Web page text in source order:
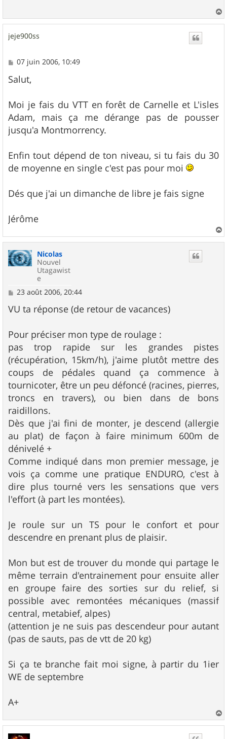
a
jeje900ss
M
s
s
g
e
07 juin 2006, 10:49
Salut,
Moi je fais du VTT en forêt de Carnelle et L'isles
Adam, mais ça me dérange pas de pousser
jusqu'a Montmorrency.
Enfin tout dépend de ton niveau, si tu fais du 30
de moyenne en single c'est pas pour moi
Dés que j'ai un dimanche de libre je fais signe
Jérôme
a
Nicolas
Nouvel
Utagawist
e
M
s
s
g
e
23 août 2006, 20:44
VU ta réponse (de retour de vacances)
Pour préciser mon type de roulage :
pas trop rapide sur les grandes pistes
(récupération, 15km/h), j'aime plutôt mettre des
coups de pédales quand ça commence à
tournicoter, être un peu défoncé (racines, pierres,
troncs en travers), ou bien dans de bons
raidillons.
Dès que j'ai fini de monter, je descend (allergie
au plat) de façon à faire minimum 600m de
dénivelé +
Comme indiqué dans mon premier message, je
vois ça comme une pratique ENDURO, c'est à
dire plus tourné vers les sensations que vers
l'effort (à part les montées).
Je roule sur un TS pour le confort et pour
descendre en prenant plus de plaisir.
Mon but est de trouver du monde qui partage le
même terrain d'entrainement pour ensuite aller
en groupe faire des sorties sur du relief, si
possible avec remontées mécaniques (massif
central, metabief, alpes)
(attention je ne suis pas descendeur pour autant
(pas de sauts, pas de vtt de 20 kg)
Si ça te branche fait moi signe, à partir du 1ier
WE de septembre
A+
a